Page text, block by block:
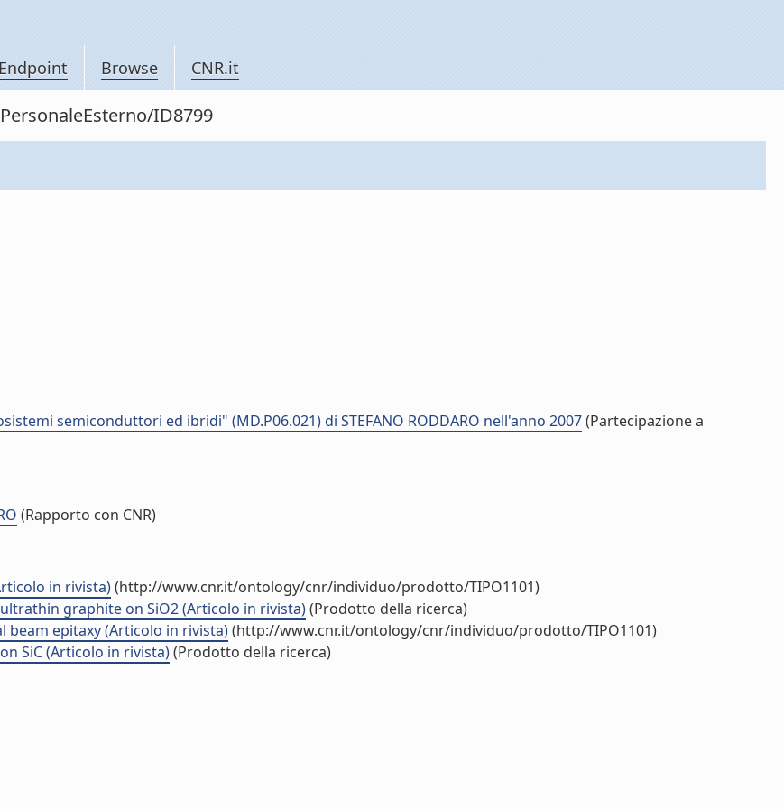
Browse CNR.it
ID8799
semiconduttori ed ibridi" (MD.P06.021) di STEFANO RODDARO nell'anno 2007(Partecipazione a
(Rapporto con CNR)
in rivista)(http://www.cnr.it/ontology/cnr/individuo/prodotto/TIPO1101)
graphite on SiO2 (Articolo in rivista)(Prodotto della ricerca)
epitaxy (Articolo in rivista)(http://www.cnr.it/ontology/cnr/individuo/prodotto/TIPO1101)
SiC (Articolo in rivista)(Prodotto della ricerca)